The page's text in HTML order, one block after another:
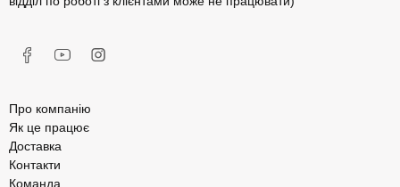
Про компанію
Як це працює
Доставка
Контакти
Команда